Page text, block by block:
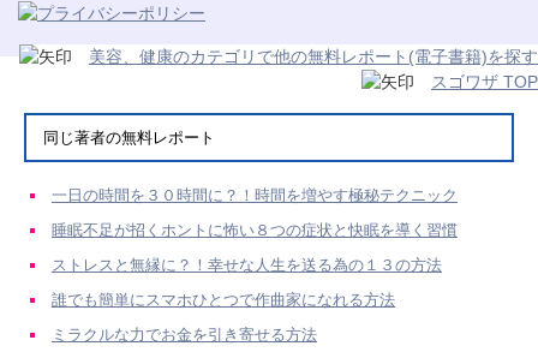
美容、健康のカテゴリで他の無料レポート(電子書籍)を探す
スゴワザ TOP
同じ著者の無料レポート
一日の時間を３０時間に？！時間を増やす極秘テクニック
睡眠不足が招くホントに怖い８つの症状と快眠を導く習慣
ストレスと無縁に？！幸せな人生を送る為の１３の方法
誰でも簡単にスマホひとつで作曲家になれる方法
ミラクルな力でお金を引き寄せる方法